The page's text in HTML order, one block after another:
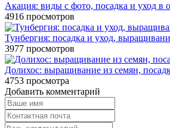
Акация: виды с фото, посадка и уход в
4916 просмотров
Тунбергия: посадка и уход,
3977 просмотров
Долихос: выращивание из семян,
4753 просмотра
Добавить комментарий